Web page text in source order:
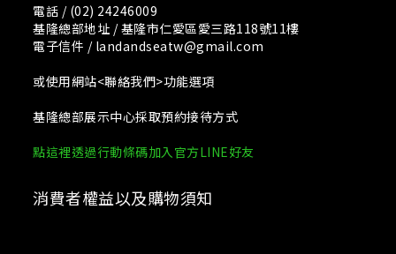
電話 / (02) 24246009
基隆總部地址 / 基隆市仁愛區愛三路118號11樓
電子信件 / landandseatw@gmail.com
或使用網站<聯絡我們>功能選項
基隆總部展示中心採取預約接待方式
點這裡透過行動條碼加入官方LINE好友
消費者權益以及購物須知